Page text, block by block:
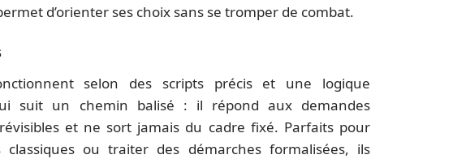
d’orienter ses choix sans se tromper de combat.
selon des scripts précis et une logique
suit un chemin balisé : il répond aux demandes
et ne sort jamais du cadre fixé. Parfaits pour
ou traiter des démarches formalisées, ils